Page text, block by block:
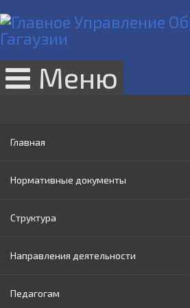
Меню
Главная
Нормативные документы
Законы РМ
Нормативные акты Правительства РМ
Нормативные документы МОИ
Структура
Руководство
Административный совет
Направления деятельности
Раннее образование
Педагогам